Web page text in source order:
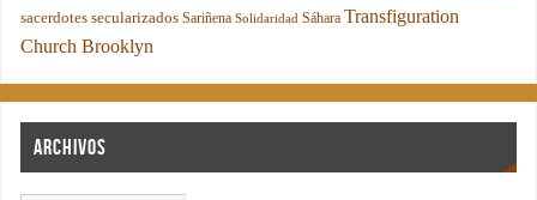
sacerdotes secularizados Sariñena Solidaridad Sáhara Transfiguration
Church Brooklyn
Archivos